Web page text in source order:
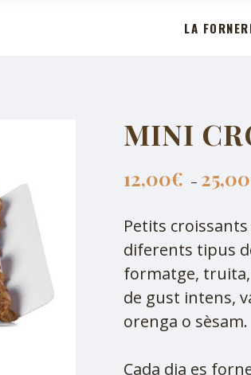
LA
MINI
12,00€ – 25,00
Petits
diferents tipus
formatge,
de gust intens,
orenga o sèsam.
Cada dia es